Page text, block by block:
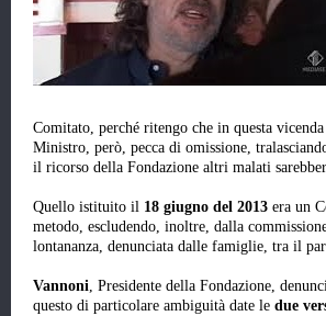
Comitato, perché ritengo che in questa
Ministro, però, pecca di omissione,
il ricorso della Fondazione altri malati
Quello istituito il 18 giugno del 2013 era un
metodo, escludendo, inoltre, dalla
lontananza, denunciata dalle famiglie, tra il
Vannoni, Presidente della Fondazione,
questo di particolare ambiguità date le due